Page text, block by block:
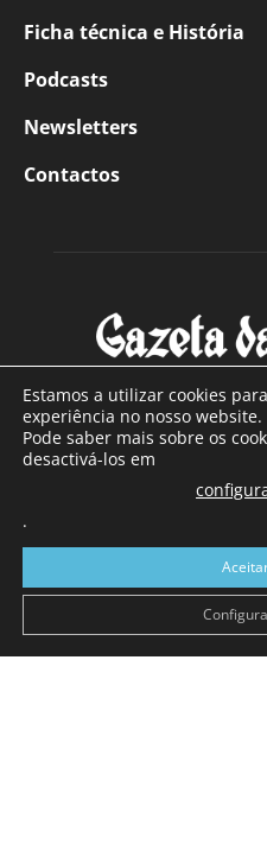
Ficha técnica e História
Podcasts
Newsletters
Contactos
Com sede nas Caldas da
a sul de distrito de Leiria,
toda a região Oeste. Jornal
Continental e
Estamos a utilizar cookies
experiência no nosso website.
Pode saber mais sobre os
desactivá-los em
.